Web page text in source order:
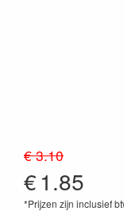
€ 3.10
€1.85
*Prijzen zijn inclusief